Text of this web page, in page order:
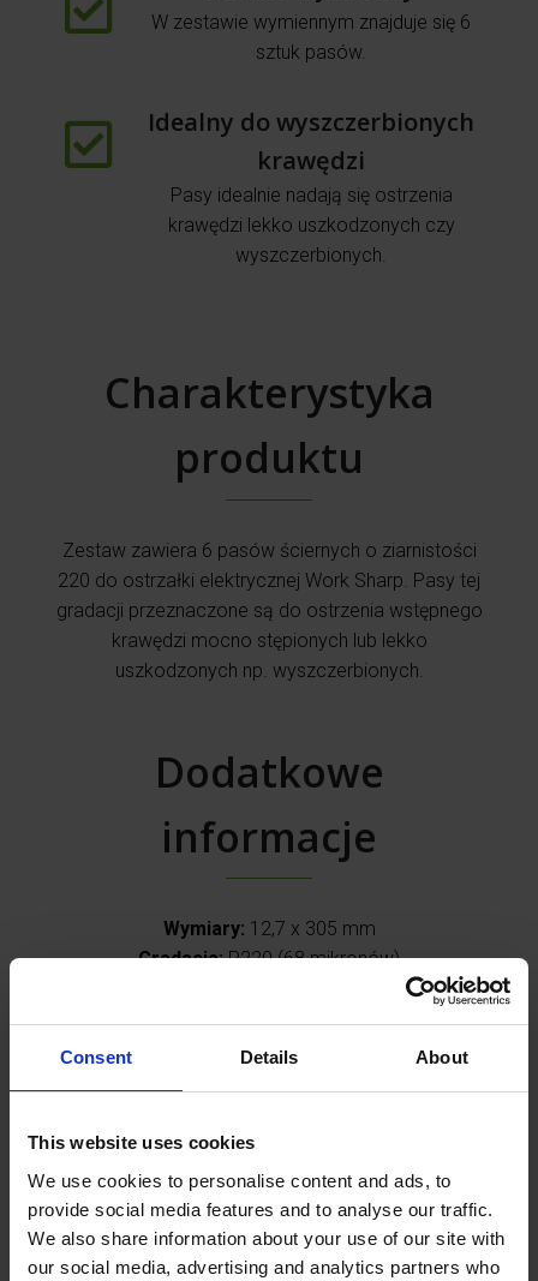
Consent Details About
This website uses cookies
We use cookies to personalise content and ads, to
provide social media features and to analyse our traffic.
We also share information about your use of our site with
our social media, advertising and analytics partners who
W zestawie wymiennym znajduje się 6
sztuk pasów.
Idealny do wyszczerbionych
krawędzi
Pasy idealnie nadają się ostrzenia
krawędzi lekko uszkodzonych czy
wyszczerbionych.
Charakterystyka
produktu
Zestaw zawiera 6 pasów ściernych o ziarnistości
220 do ostrzałki elektrycznej Work Sharp. Pasy tej
gradacji przeznaczone są do ostrzenia wstępnego
krawędzi mocno stępionych lub lekko
uszkodzonych np. wyszczerbionych.
Dodatkowe
informacje
Wymiary: 12,7 x 305 mm
Gradacja:P220 (68 mikronów)
tlenek ceramiczny
Materiał bazowy:wodoodporny poliester
razem